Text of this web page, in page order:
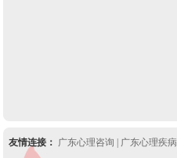
友情连接： 广东心理咨询 广东心理疾病